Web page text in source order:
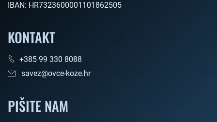
IBAN: HR7323600001101862505
KONTAKT
+385 99 330 8088
savez@ovce-koze.hr
PIŠITE NAM